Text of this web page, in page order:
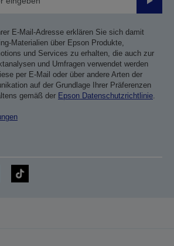
E-Mail-Adresse erklären Sie sich damit
Materialien über Epson Produkte,
und Services zu erhalten, die auch zur
und Umfragen verwendet werden
per E-Mail oder über andere Arten der
auf der Grundlage Ihrer Präferenzen
gemäß der Epson Datenschutzrichtlinie